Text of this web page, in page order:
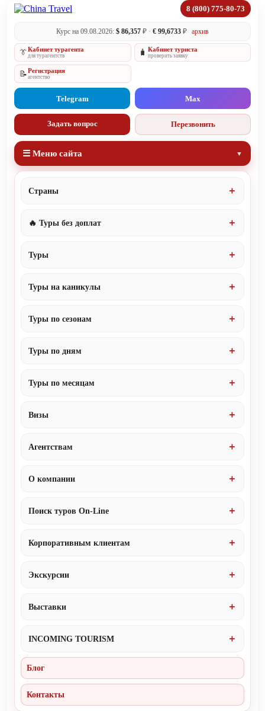
8 (800) 775-80-73
Курс на 09.08.2026: $ 86,357 ₽ · € 99,6733 ₽ архив
👔Кабинет турагента
для турагентств 🧳 Кабинет туриста
проверить заявку
📝Регистрация
агентство
Telegram Max
Задать вопрос Перезвонить
☰ Меню сайта
Страны
🔥 Туры без доплат
Туры
Туры на каникулы
Туры по сезонам
Туры по дням
Туры по месяцам
Визы
Агентствам
О компании
Поиск туров On-Line
Корпоративным клиентам
Экскурсии
Выставки
INCOMING TOURISM
Блог
Контакты